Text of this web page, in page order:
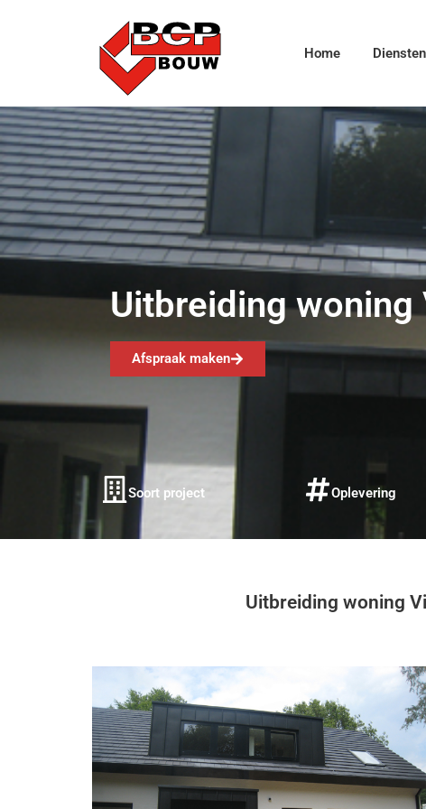
Home Diensten
Uitbreiding woning
Afspraak maken
Soort project Oplevering
Uitbreiding woning